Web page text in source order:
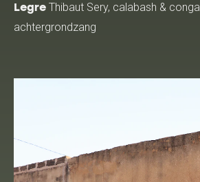
Legre Thibaut Sery, calabash &
achtergrondzang